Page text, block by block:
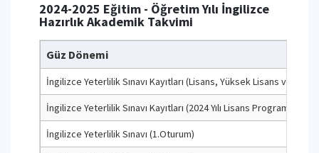
2024-2025 Eğitim - Öğretim Yılı İngilizce
Hazırlık Akademik Takvimi
Güz Dönemi
İngilizce Yeterlilik Sınavı Kayıtları (Lisans, Yüksek Lisans ve
İngilizce Yeterlilik Sınavı Kayıtları (2024 Yılı Lisans
İngilizce Yeterlilik Sınavı (1.Oturum)